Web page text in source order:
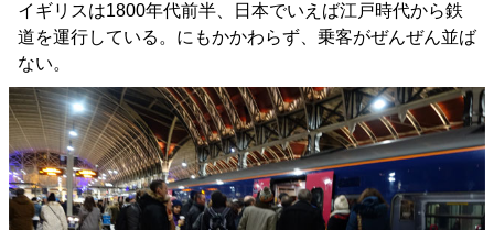
イギリスは1800年代前半、日本でいえば江戸時代から鉄
道を運行している。にもかかわらず、乗客がぜんぜん並ば
ない。